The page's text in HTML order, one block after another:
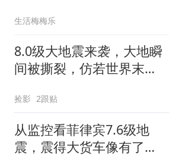
生活梅梅乐
8.0级大地震来袭，大地瞬
间被撕裂，仿若世界末日
捡影 2跟贴
从监控看菲律宾7.6级地
震，震得大货车像有了生